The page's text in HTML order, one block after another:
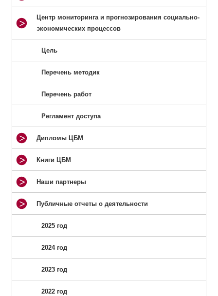
Центр мониторинга и прогнозирования социально-
экономических процессов
Цель
Перечень методик
Перечень работ
Регламент доступа
Дипломы ЦБМ
Книги ЦБМ
Наши партнеры
Публичные отчеты о деятельности
2025 год
2024 год
2023 год
2022 год